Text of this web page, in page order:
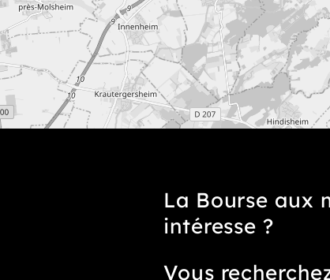
La Bourse aux
intéresse ?
Vous